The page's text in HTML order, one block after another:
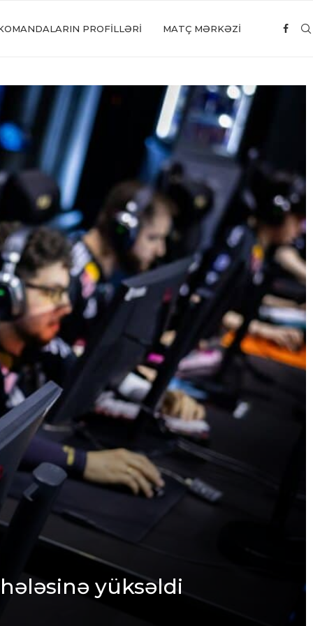
PROFILLƏRI MATÇ MƏRKƏZİ
yüksəldi